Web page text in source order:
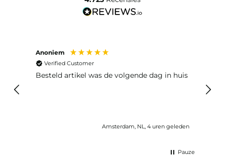
Anoniem
Verified Customer
Besteld artikel was de volgende dag in huis
Amsterdam, NL, 4 uren geleden
Pauze